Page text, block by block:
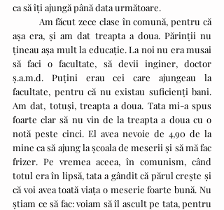
ca să îți ajungă până data următoare.
aşa era, şi am dat treapta a doua. Părinţii nu
ţineau aşa mult la educaţie. La noi nu era musai
să faci o facultate, să devii inginer, doctor
ş.a.m.d. Puţini erau cei care ajungeau la
facultate, pentru că nu existau suficienţi bani.
Am dat, totuşi, treapta a doua. Tata mi-a spus
foarte clar să nu vin de la treapta a doua cu o
notă peste cinci. El avea nevoie de 4,90 de la
mine ca să ajung la şcoala de meserii şi să mă fac
frizer. Pe vremea aceea, în comunism, când
totul era în lipsă, tata a gândit că părul creşte şi
că voi avea toată viaţa o meserie foarte bună. Nu
ştiam ce să fac: voiam să îl ascult pe tata, pentru